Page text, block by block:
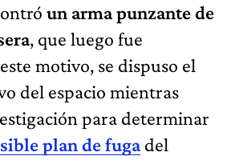
un arma punzante de
, que luego fue
motivo, se dispuso el
del espacio mientras
para determinar
plan de fugadel